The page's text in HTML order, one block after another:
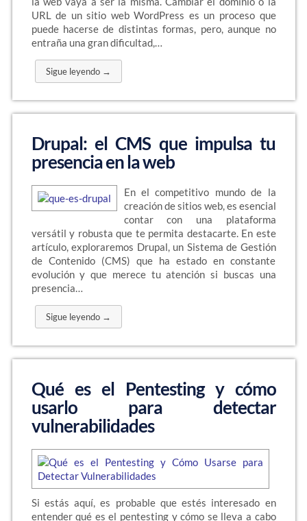
URL de un sitio web WordPress es un proceso que
puede hacerse de distintas formas, pero, aunque no
entraña una gran dificultad,…
Sigue leyendo →
Drupal: el CMS que impulsa tu
presencia en la web
En el competitivo mundo de la
creación de sitios web, es esencial
contar con una plataforma
versátil y robusta que te permita destacarte. En este
artículo, exploraremos Drupal, un Sistema de Gestión
de Contenido (CMS) que ha estado en constante
evolución y que merece tu atención si buscas una
presencia…
Sigue leyendo →
Qué es el Pentesting y cómo
usarlo para detectar
vulnerabilidades
Si estás aquí, es probable que estés interesado en
entender qué es el pentesting y cómo se lleva a cabo